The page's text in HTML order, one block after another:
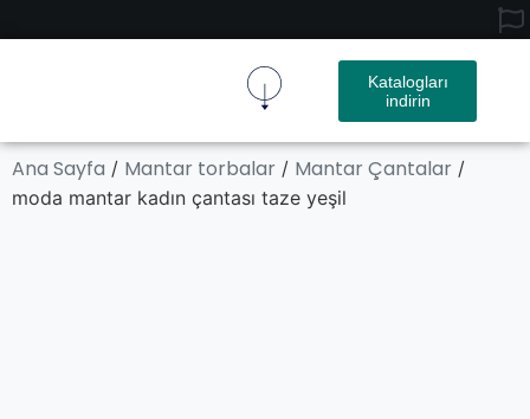
Katalogları
indirin
Ana Sayfa / Mantar torbalar / Mantar Çantalar /
moda mantar kadın çantası taze yeşil